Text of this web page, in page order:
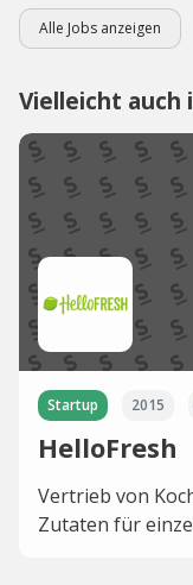
Alle Jobs anzeigen
Vielleicht auch
Startup 2015
HelloFresh
Vertrieb von
Zutaten für